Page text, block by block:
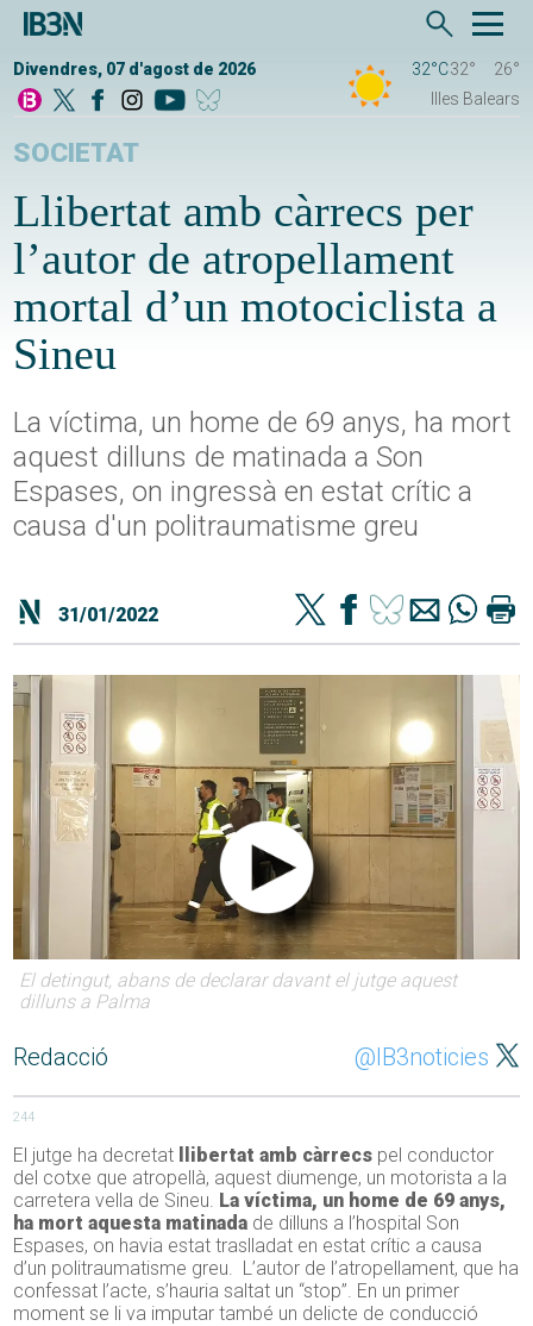
Divendres, 07 d'agost de 2026 32°C32°
26°
Illes Balears
SOCIETAT
Llibertat amb càrrecs per
l’autor de atropellament
mortal d’un motociclista a
Sineu
La víctima, un home de 69 anys, ha mort
aquest dilluns de matinada a Son
Espases, on ingressà en estat crític a
causa d'un politraumatisme greu
31/01/2022
El detingut, abans de declarar davant el jutge aquest
dilluns a Palma
Redacció @IB3noticies
244
El jutge ha decretat llibertat amb càrrecs pel conductor
del cotxe que atropellà, aquest diumenge, un motorista a la
carretera vella de Sineu. La víctima, un home de 69 anys,
ha mort aquesta matinada de dilluns a l’hospital Son
Espases, on havia estat traslladat en estat crític a causa
d’un politraumatisme greu. L’autor de l’atropellament, que ha
confessat l’acte, s’hauria saltat un “stop”. En un primer
moment se li va imputar també un delicte de conducció